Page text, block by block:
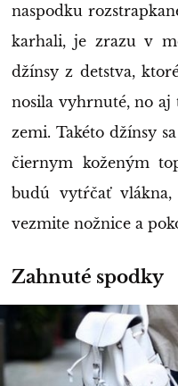
naspodku
karhali, je zrazu v
džínsy z detstva,
nosila vyhrnuté, no aj
zemi. Takéto džínsy
čiernym koženým
budú vytŕčať
vezmite nožnice a
Zahnuté spodky